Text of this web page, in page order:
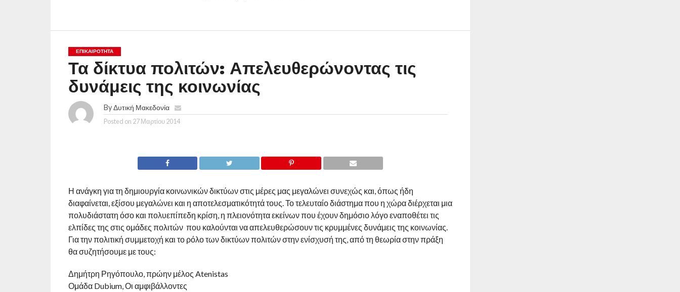
ΕΠΙΚΑΙΡΟΤΗΤΑ
Τα δίκτυα πολιτών: Απελευθερώνοντας τις
δυνάμεις της κοινωνίας
ByΔυτική Μακεδονία
Posted on 27 Μαρτίου 2014
Η ανάγκη για τη δημιουργία κοινωνικών δικτύων στις μέρες μας μεγαλώνει συνεχώς και, όπως ήδη
διαφαίνεται, εξίσου μεγαλώνει και η αποτελεσματικότητά τους. Το τελευταίο διάστημα που η χώρα διέρχεται μια
πολυδιάστατη όσο και πολυεπίπεδη κρίση, η πλειονότητα εκείνων που έχουν δημόσιο λόγο εναποθέτει τις
ελπίδες της στις ομάδες πολιτών που καλούνται να απελευθερώσουν τις κρυμμένες δυνάμεις της κοινωνίας.
Για την πολιτική συμμετοχή και το ρόλο των δικτύων πολιτών στην ενίσχυσή της, από τη θεωρία στην πράξη
θα συζητήσουμε με τους:
Δημήτρη Ρηγόπουλο, πρώην μέλος Atenistas
Ομάδα Dubium, Οι αμφιβάλλοντες